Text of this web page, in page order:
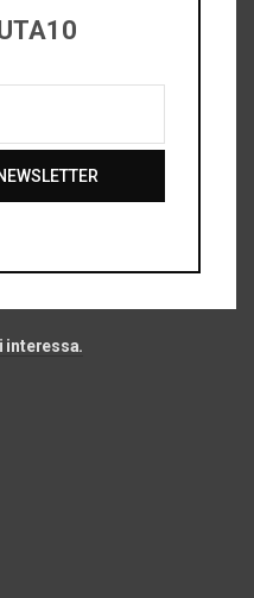
interessa.